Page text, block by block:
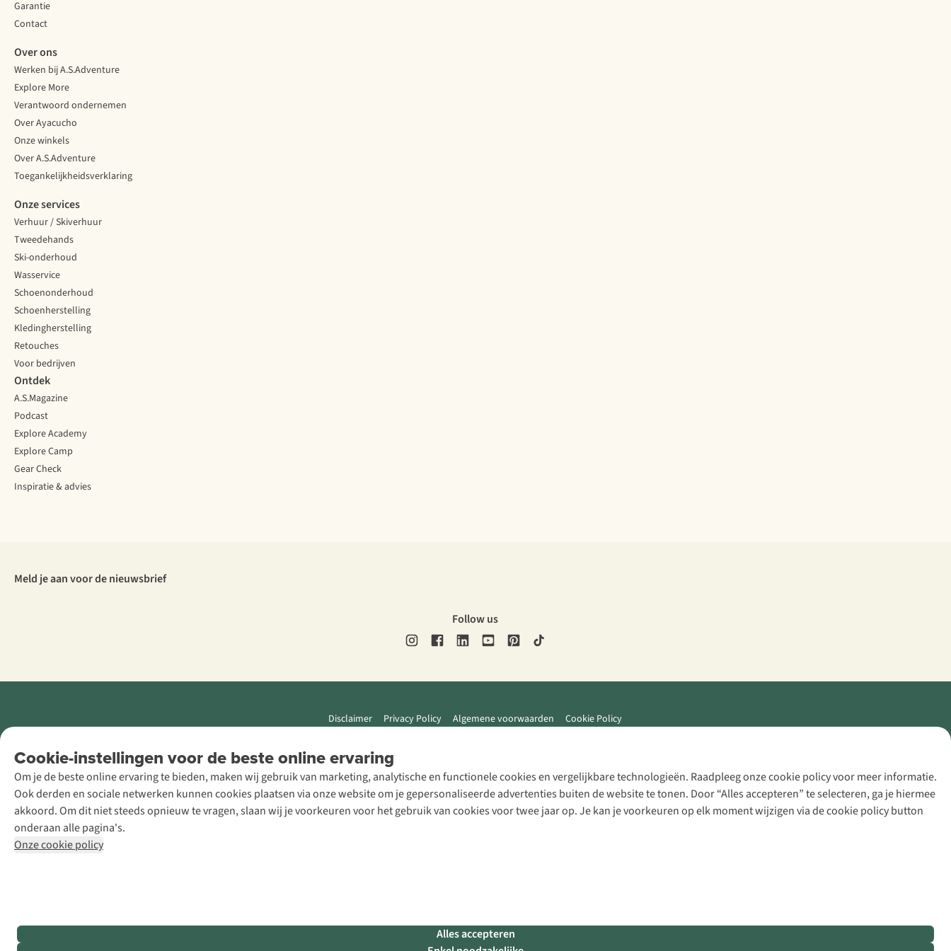
Cookie-instellingen voor de beste online ervaring
Om je de beste online ervaring te bieden, maken wij gebruik van marketing, analytische en functionele cookies en vergelijkbare technologieën. Raadpleeg onze cookie policy voor meer informatie.
Ook derden en sociale netwerken kunnen cookies plaatsen via onze website om je gepersonaliseerde advertenties buiten de website te tonen. Door “Alles accepteren” te selecteren, ga je hiermee
akkoord. Om dit niet steeds opnieuw te vragen, slaan wij je voorkeuren voor het gebruik van cookies voor twee jaar op. Je kan je voorkeuren op elk moment wijzigen via de cookie policy button
onderaan alle pagina's.
Onze cookie policy
Alles accepteren
Garantie
Contact
Over ons
Werken bij A.S.Adventure
Explore More
Verantwoord ondernemen
Over Ayacucho
Onze winkels
Over A.S.Adventure
Toegankelijkheidsverklaring
Onze services
Verhuur / Skiverhuur
Tweedehands
Ski-onderhoud
Wasservice
Schoenonderhoud
Schoenherstelling
Kledingherstelling
Retouches
Voor bedrijven
Ontdek
A.S.Magazine
Podcast
Explore Academy
Explore Camp
Gear Check
Inspiratie & advies
Meld je aan voor de nieuwsbrief
Follow us
Disclaimer Privacy Policy Algemene voorwaarden Cookie Policy
Retail Concepts
NV,
Smallandlaan
9, B-2660
Hoboken
+32 (0)3 828
30 15